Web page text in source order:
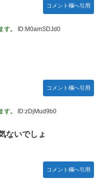
コメント欄へ引用
。 ID:M0amSDJd0
コメント欄へ引用
。 ID:zDjMud9b0
ないでしょ
コメント欄へ引用